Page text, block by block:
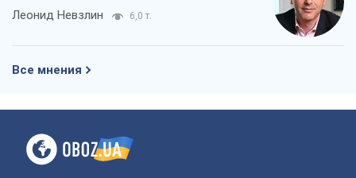
Леонид Невзлин 6,0 т.
Все мнения